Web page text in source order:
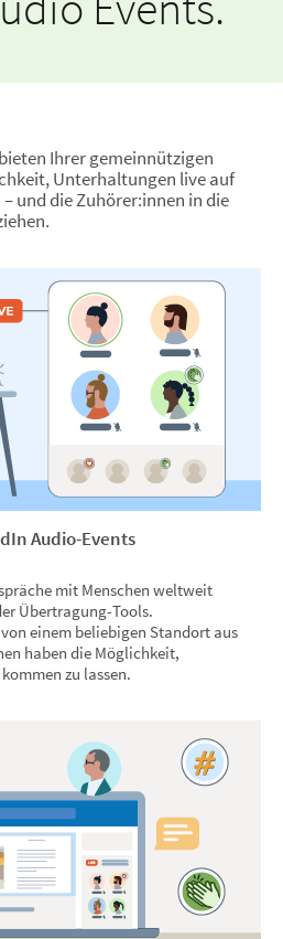
Ihrer gemeinnützigen
Unterhaltungen live auf
und die Zuhörer:innen in die
Audio-Events
mit Menschen weltweit
Übertragung-Tools.
einem beliebigen Standort aus
haben die Möglichkeit,
zu lassen.